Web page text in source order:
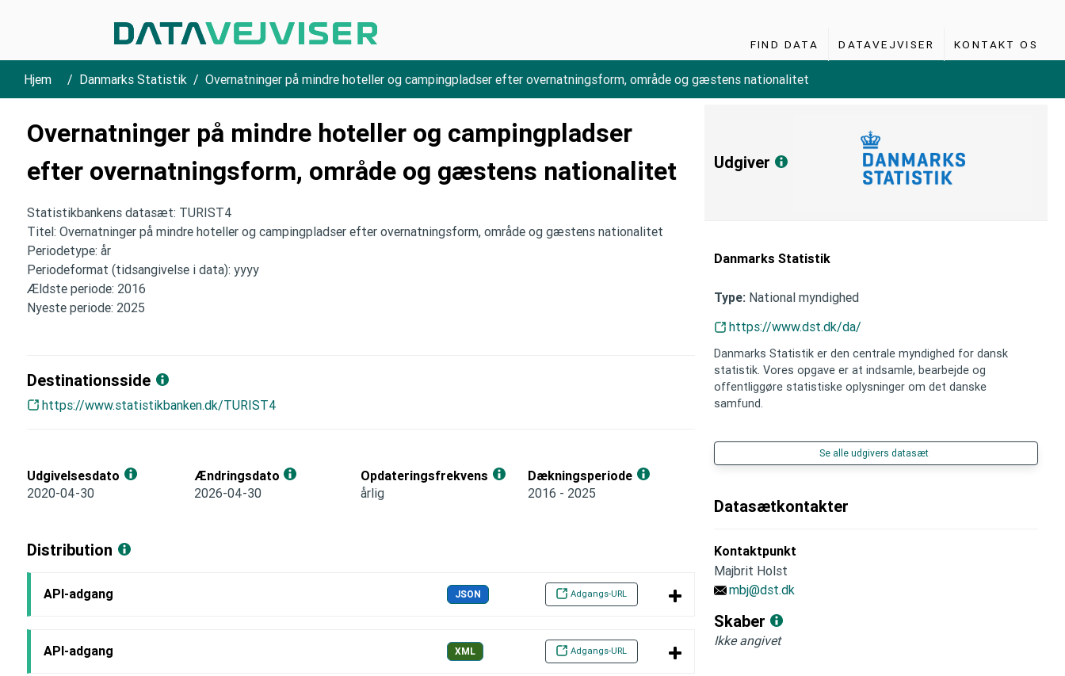
FIND DATA DATAVEJVISER KONTAKT OS
Hjem Danmarks Statistik Overnatninger på mindre hoteller og campingpladser efter overnatningsform, område og gæstens nationalitet
Overnatninger på mindre hoteller og campingpladser
efter overnatningsform, område og gæstens nationalitet
Statistikbankens datasæt: TURIST4
Titel: Overnatninger på mindre hoteller og campingpladser efter overnatningsform, område og gæstens nationalitet
Periodetype: år
Periodeformat (tidsangivelse i data): yyyy
Ældste periode: 2016
Nyeste periode: 2025
Destinationsside
https://www.statistikbanken.dk/TURIST4
Udgivelsesdato
2020-04-30
Ændringsdato
2026-04-30
Opdateringsfrekvens
årlig
Dækningsperiode
2016 - 2025
Distribution
API-adgang JSON Adgangs-URL
API-adgang XML Adgangs-URL
Udgiver
Danmarks Statistik
Type: National myndighed
https://www.dst.dk/da/
Danmarks Statistik er den centrale myndighed for dansk
statistik. Vores opgave er at indsamle, bearbejde og
offentliggøre statistiske oplysninger om det danske
samfund.
Se alle udgivers datasæt
Datasætkontakter
Kontaktpunkt
Majbrit Holst
mbj@dst.dk
Skaber
Ikke angivet